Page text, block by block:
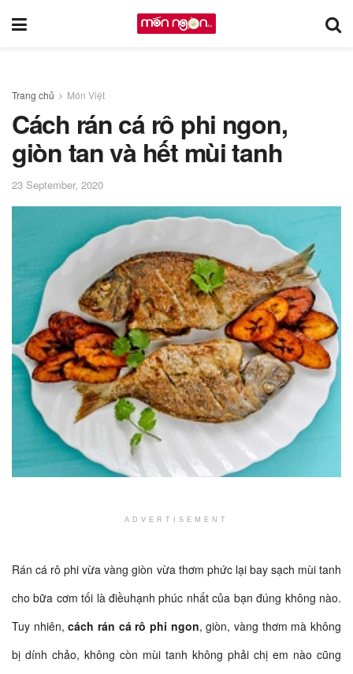
Trang chủ Món Việt
Cách rán cá rô phi ngon,
giòn tan và hết mùi tanh
23 September, 2020
ADVERTISEMENT
Rán cá rô phi vừa vàng giòn vừa thơm phức lại bay sạch mùi tanh
cho bữa cơm tối là điềuhạnh phúc nhất của bạn đúng không nào.
Tuy nhiên, cách rán cá rô phi ngon, giòn, vàng thơm mà không
bị dính chảo, không còn mùi tanh không phải chị em nào cũng